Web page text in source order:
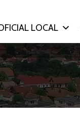
LOCAL